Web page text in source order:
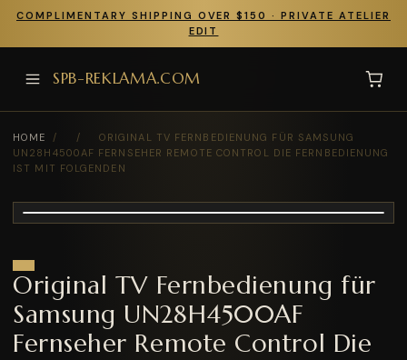
COMPLIMENTARY SHIPPING OVER $150 · PRIVATE ATELIER
EDIT
SPB-REKLAMA.COM
HOME / /
ORIGINAL TV FERNBEDIENUNG FÜR SAMSUNG
UN28H4500AF FERNSEHER REMOTE CONTROL DIE FERNBEDIENUNG
IST MIT FOLGENDEN
Original TV Fernbedienung für
Samsung UN28H4500AF
Fernseher Remote Control Die